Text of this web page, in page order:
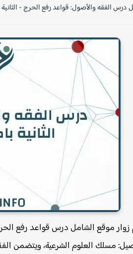
درس الفقه والأصول: قواعد رفع الحرج - الثانية
موقع الشامل درس قواعد رفع
مسلك العلوم الشرعية، ويتضمن